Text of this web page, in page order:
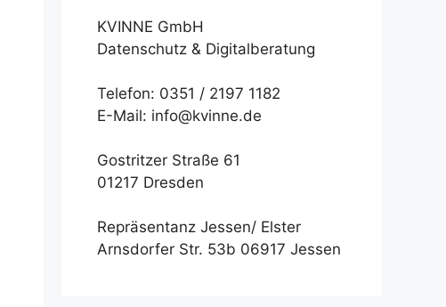
KVINNE GmbH
Datenschutz & Digitalberatung
Telefon: 0351 / 2197 1182
E-Mail: info@kvinne.de
Gostritzer Straße 61
01217 Dresden
Repräsentanz Jessen/ Elster
Arnsdorfer Str. 53b 06917 Jessen